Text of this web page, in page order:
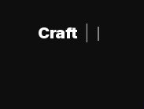
შინაარსზე გადასვლა
Craft